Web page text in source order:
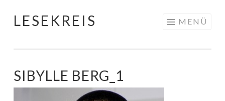
Springe
LESEKREIS MENÜ
SIBYLLE BERG_1